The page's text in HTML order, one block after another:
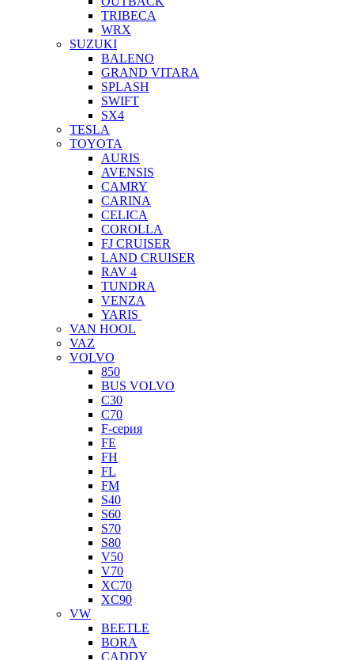
TRIBECA
WRX
SUZUKI
BALENO
GRAND VITARA
SPLASH
SWIFT
SX4
TESLA
TOYOTA
AURIS
AVENSIS
CAMRY
CARINA
CELICA
COROLLA
FJ CRUISER
LAND CRUISER
RAV 4
TUNDRA
VENZA
YARIS
VAN HOOL
VAZ
VOLVO
850
BUS VOLVO
C30
C70
F-серия
FE
FH
FL
FM
S40
S60
S70
S80
V50
V70
XC70
XC90
VW
BEETLE
BORA
CADDY